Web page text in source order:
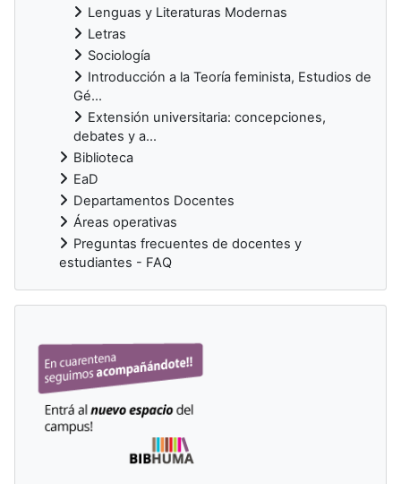
Lenguas y Literaturas Modernas
Letras
Sociología
Introducción a la Teoría feminista, Estudios de
Gé...
Extensión universitaria: concepciones,
debates y a...
Biblioteca
EaD
Departamentos Docentes
Áreas operativas
Preguntas frecuentes de docentes y
estudiantes - FAQ